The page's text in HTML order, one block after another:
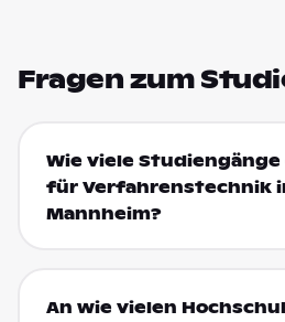
Fragen zum
Wie viele
für Verfahrenstechnik
Mannheim?
An wie vielen